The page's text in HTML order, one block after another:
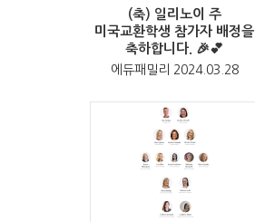
(축) 일리노이 주
미국교환학생 참가자 배정을
축하합니다. 🎉💕
에듀패밀리 2024.03.28